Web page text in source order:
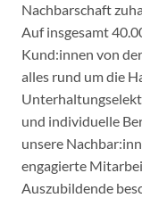
Nachbarschaft
Auf insgesamt
Kund:innen von
alles rund um die
und individuelle
unsere
engagierte
Auszubildende